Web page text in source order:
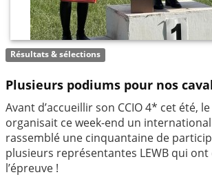
Résultats & sélections
Plusieurs podiums pour nos
Avant d’accueillir son CCIO 4* cet été,
organisait ce week-end un
rassemblé une cinquantaine de
plusieurs représentantes LEWB qui
l’épreuve !